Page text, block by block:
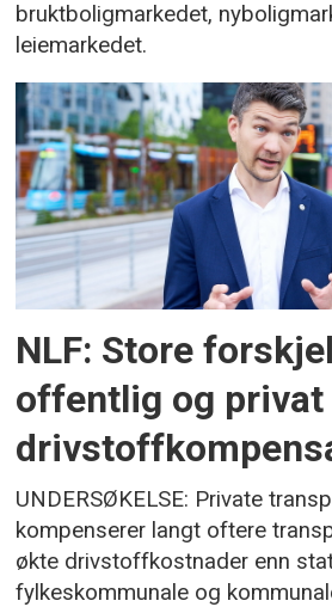
bruktboligmarkedet,
leiemarkedet.
NLF: Store
offentlig og privat
UNDERSØKELSE: Private
kompenserer langt oftere
økte drivstoffkostnader enn
fylkeskommunale og